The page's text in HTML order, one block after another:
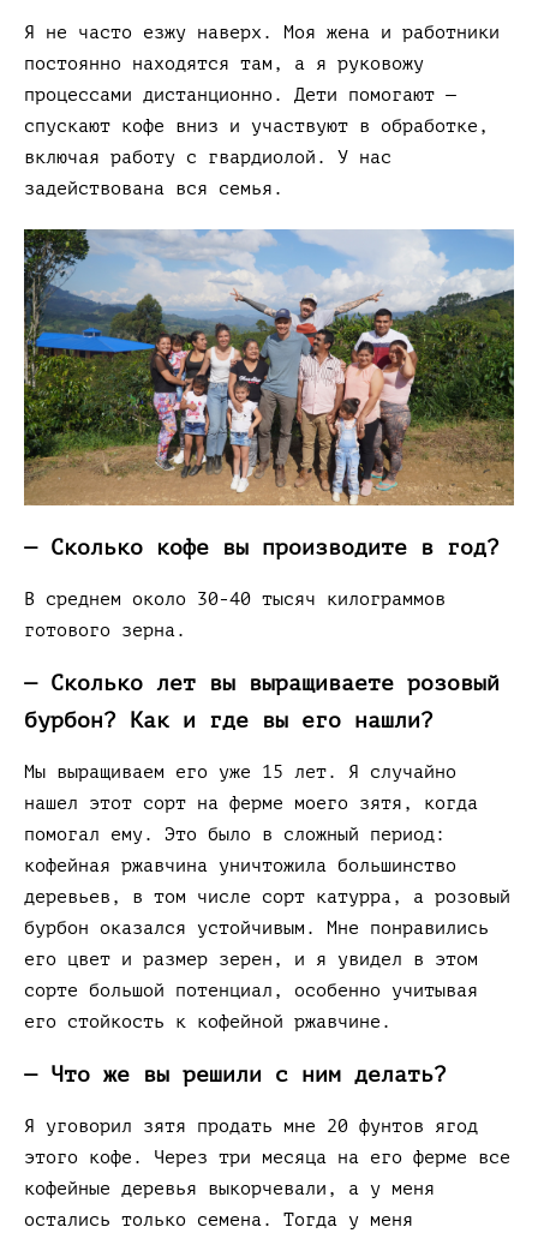
Я не часто езжу наверх. Моя жена и работники
постоянно находятся там, а я руковожу
процессами дистанционно. Дети помогают —
спускают кофе вниз и участвуют в обработке,
включая работу с гвардиолой. У нас
задействована вся семья.
— Сколько кофе вы производите в год?
В среднем около 30-40 тысяч килограммов
готового зерна.
— Сколько лет вы выращиваете розовый
бурбон? Как и где вы его нашли?
Мы выращиваем его уже 15 лет. Я случайно
нашел этот сорт на ферме моего зятя, когда
помогал ему. Это было в сложный период:
кофейная ржавчина уничтожила большинство
деревьев, в том числе сорт катурра, а розовый
бурбон оказался устойчивым. Мне понравились
его цвет и размер зерен, и я увидел в этом
сорте большой потенциал, особенно учитывая
его стойкость к кофейной ржавчине.
— Что же вы решили с ним делать?
Я уговорил зятя продать мне 20 фунтов ягод
этого кофе. Через три месяца на его ферме все
кофейные деревья выкорчевали, а у меня
остались только семена. Тогда у меня